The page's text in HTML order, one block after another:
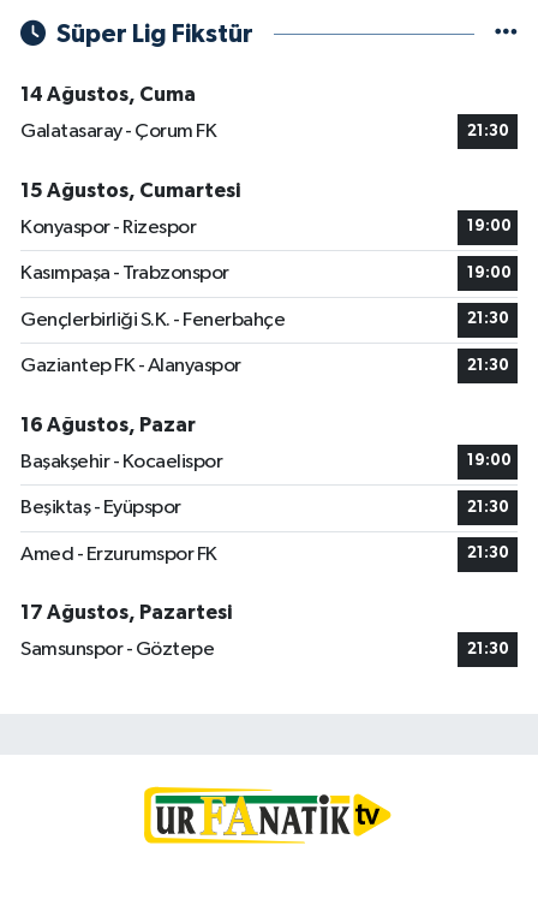
Süper Lig Fikstür
14 Ağustos, Cuma
Galatasaray - Çorum FK
21:30
15 Ağustos, Cumartesi
Konyaspor - Rizespor
19:00
Kasımpaşa - Trabzonspor 19:00
Gençlerbirliği S.K. - Fenerbahçe 21:30
Gaziantep FK - Alanyaspor 21:30
16 Ağustos, Pazar
Başakşehir - Kocaelispor
19:00
Beşiktaş - Eyüpspor 21:30
Amed - Erzurumspor FK 21:30
17 Ağustos, Pazartesi
Samsunspor - Göztepe
21:30